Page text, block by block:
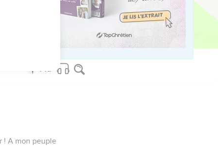
worldwide.
! A mon peuple